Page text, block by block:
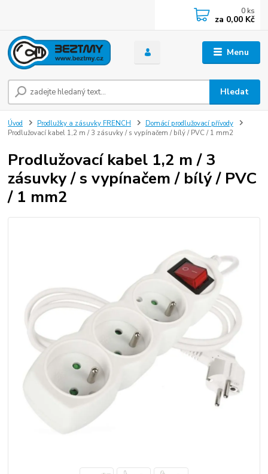
Menu
Hledat
0 ks
za 0,00 Kč
Úvod Prodlužky a zásuvky FRENCH
Domácí prodlužovací přívody
Prodlužovací kabel 1,2 m / 3 zásuvky / s vypínačem / bílý / PVC / 1 mm2
Prodlužovací kabel 1,2 m / 3
zásuvky / s vypínačem / bílý / PVC
/ 1 mm2